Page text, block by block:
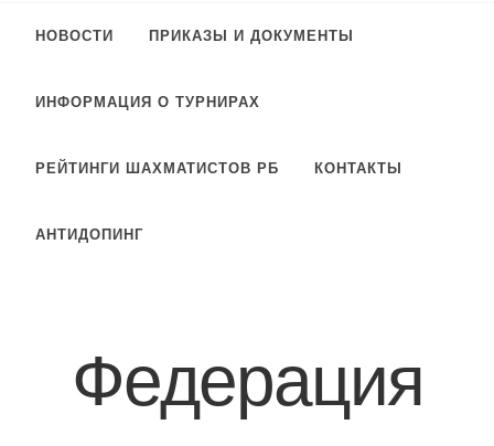
НОВОСТИ ПРИКАЗЫ И ДОКУМЕНТЫ
ИНФОРМАЦИЯ О ТУРНИРАХ
РЕЙТИНГИ ШАХМАТИСТОВ РБ КОНТАКТЫ
АНТИДОПИНГ
Федерация